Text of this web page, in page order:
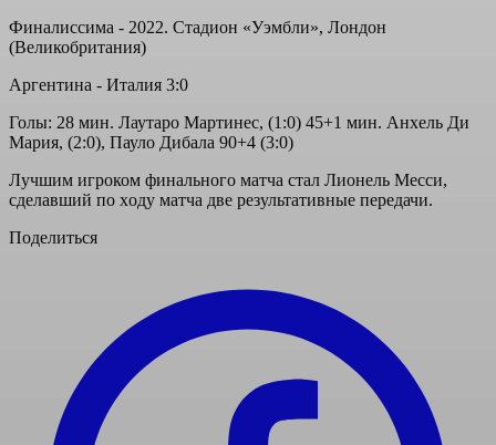
Финалиссима - 2022. Стадион «Уэмбли», Лондон
(Великобритания)
Аргентина - Италия 3:0
Голы: 28 мин. Лаутаро Мартинес, (1:0) 45+1 мин. Анxель Ди
Мария, (2:0), Пауло Дибала 90+4 (3:0)
Лучшим игроком финального матча стал Лионель Месси,
сделавший по xоду матча две результативные передачи.
Поделиться